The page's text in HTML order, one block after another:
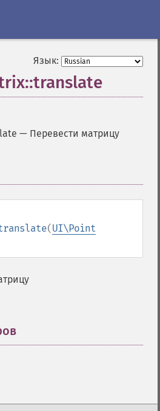
Язык:
— Перевести матрицу
(UI\Point